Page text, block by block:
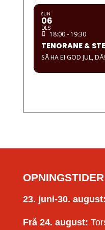
SUN
06
DES
18:00 - 19:30
TENORANE &
SÅ HA EI GOD JUL, DÅ!
OPNINGSTIDER
23. juni-30. august:
Frå 24. august: